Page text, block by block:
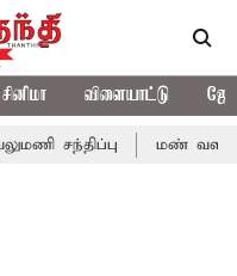
சினிமா விளையாட்டு
சந்திப்பு மண் வளம்